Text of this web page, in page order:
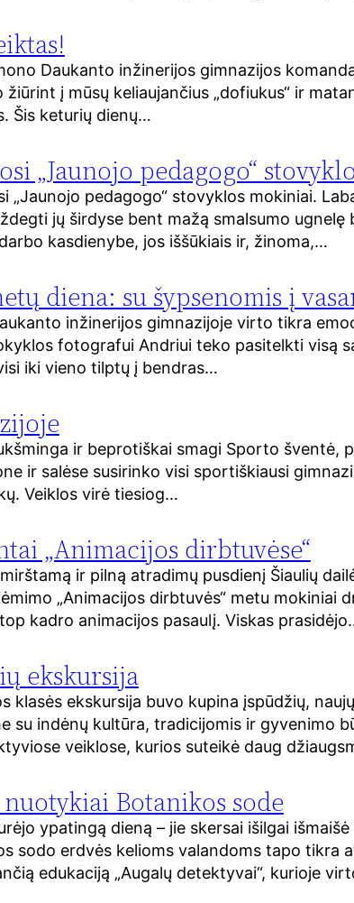
Daukanto inžinerijos gimnazijos
į mūsų keliaujančius „dofiukus“ ir
Šis keturių dienų…
„Jaunojo pedagogo“
„Jaunojo pedagogo“ stovyklos mokiniai.
jų širdyse bent mažą smalsumo
kasdienybe, jos iššūkiais ir, žinoma,…
diena: su šypsenomis į
inžinerijos gimnazijoje virto tikra
fotografui Andriui teko pasitelkti visą
iki vieno tilptų į bendras…
ir beprotiškai smagi Sporto šventė,
ir salėse susirinko visi sportiškiausi
Veiklos virė tiesiog…
„Animacijos dirbtuvėse“
ir pilną atradimų pusdienį Šiaulių
„Animacijos dirbtuvės“ metu mokiniai
kadro animacijos pasaulį. Viskas
ekskursija
klasės ekskursija buvo kupina įspūdžių,
su indėnų kultūra, tradicijomis ir gyvenimo
veiklose, kurios suteikė daug
Botanikos sode
ypatingą dieną – jie skersai išilgai
sodo erdvės kelioms valandoms tapo tikra
edukaciją „Augalų detektyvai“, kurioje